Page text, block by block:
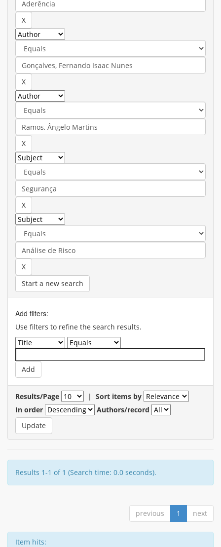
Start a new search
Add filters:
Use filters to refine the search results.
Results/Page | Sort items by
In order
Authors/record
Results 1-1 of 1 (Search time: 0.0 seconds).
previous 1 next
Item hits: